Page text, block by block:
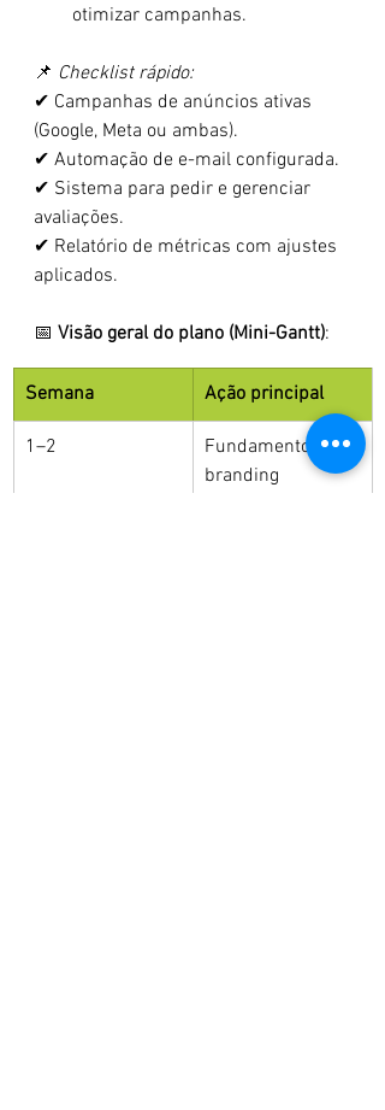
otimizar campanhas.
📌 Checklist rápido:
✔ Campanhas de anúncios ativas
(Google, Meta ou ambas).
✔ Automação de e-mail configurada.
✔ Sistema para pedir e gerenciar
avaliações.
✔ Relatório de métricas com ajustes
aplicados.
📅 Visão geral do plano (Mini-Gantt):
Semana Ação principal
1–2
Fundamentos de
branding